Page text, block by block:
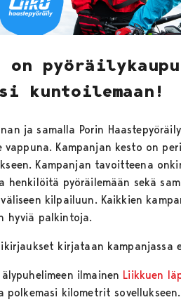
on
kuntoilemaan!
ja samalla Porin
vappuna. Kampanjan kesto on
Kampanjan tavoitteena
henkilöitä pyöräilemään sekä
kilpailuun. Kaikkien
hyviä palkintoja.
kirjataan kampanjassa
ilmainen Liikkuen
polkemasi kilometrit